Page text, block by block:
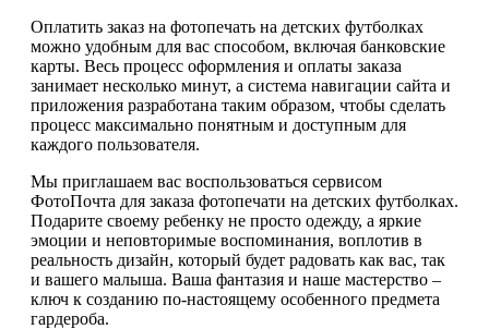
Оплатить заказ на фотопечать на детских футболках
можно удобным для вас способом, включая банковские
карты. Весь процесс оформления и оплаты заказа
занимает несколько минут, а система навигации сайта и
приложения разработана таким образом, чтобы сделать
процесс максимально понятным и доступным для
каждого пользователя.
Мы приглашаем вас воспользоваться сервисом
ФотоПочта для заказа фотопечати на детских футболках.
Подарите своему ребенку не просто одежду, а яркие
эмоции и неповторимые воспоминания, воплотив в
реальность дизайн, который будет радовать как вас, так
и вашего малыша. Ваша фантазия и наше мастерство –
ключ к созданию по-настоящему особенного предмета
гардероба.